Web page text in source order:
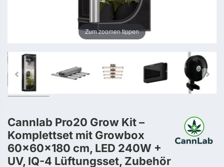
Zum zoomen tippen
Cannlab Pro20 Grow Kit –
Komplettset mit Growbox
60×60×180 cm, LED 240W +
UV, IQ-4 Lüftungsset, Zubehör